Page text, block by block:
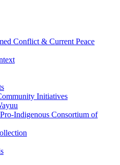
Conflict & Current Peace
Initiatives
Indigenous Consortium of